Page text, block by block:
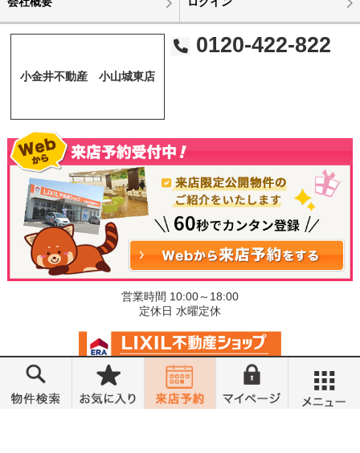
小金井不動産 小山城東店
0120-422-822
営業時間 10:00～18:00
定休日 水曜定休
©小金井不動産売買部 小山城東店